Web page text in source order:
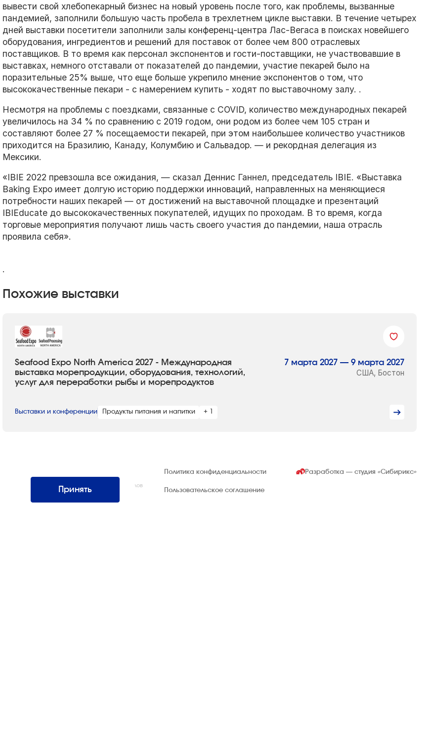
вывести свой хлебопекарный бизнес на новый уровень после того, как проблемы, вызванные
пандемией, заполнили большую часть пробела в трехлетнем цикле выставки. В течение четырех
дней выставки посетители заполнили залы конференц-центра Лас-Вегаса в поисках новейшего
оборудования, ингредиентов и решений для поставок от более чем 800 отраслевых
поставщиков. В то время как персонал экспонентов и гости-поставщики, не участвовавшие в
выставках, немного отставали от показателей до пандемии, участие пекарей было на
поразительные 25% выше, что еще больше укрепило мнение экспонентов о том, что
высококачественные пекари - с намерением купить - ходят по выставочному залу. .
Несмотря на проблемы с поездками, связанные с COVID, количество международных пекарей
увеличилось на 34 % по сравнению с 2019 годом, они родом из более чем 105 стран и
составляют более 27 % посещаемости пекарей, при этом наибольшее количество участников
приходится на Бразилию, Канаду, Колумбию и Сальвадор. — и рекордная делегация из
Мексики.
«IBIE 2022 превзошла все ожидания, — сказал Деннис Ганнел, председатель IBIE. «Выставка
Baking Expo имеет долгую историю поддержки инноваций, направленных на меняющиеся
потребности наших пекарей — от достижений на выставочной площадке и презентаций
IBIEducate до высококачественных покупателей, идущих по проходам. В то время, когда
торговые мероприятия получают лишь часть своего участия до пандемии, наша отрасль
проявила себя».
.
Похожие выставки
Seafood Expo North America 2027 - Международная
выставка морепродукции, оборудования, технологий,
услуг для переработки рыбы и морепродуктов
7 марта 2027 — 9 марта 2027
США, Бостон
Выставки и конференции Продукты питания и напитки + 1
Интернэшнл»
Все права защищены. Использование материалов
возможно только со ссылкой на источник.
Политика конфиденциальности
Пользовательское соглашение
Разработка — студия«Сибирикс»
Принять